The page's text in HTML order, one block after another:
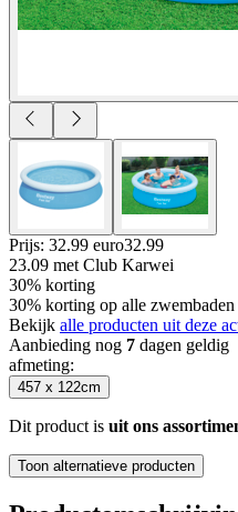
Prijs: 32.99 euro32.99
23.09 met Club Karwei
30% korting
30% korting op alle
Bekijk alle producten uit deze
Aanbieding nog 7 dagen geldig
afmeting:
457 x 122cm
Dit product is uit ons
Toon alternatieve producten